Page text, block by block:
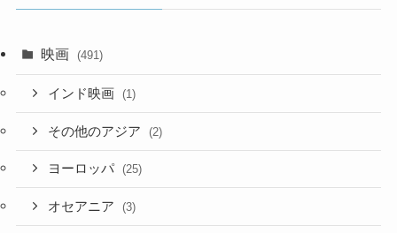
映画 (491)
インド映画 (1)
その他のアジア (2)
ヨーロッパ (25)
オセアニア (3)